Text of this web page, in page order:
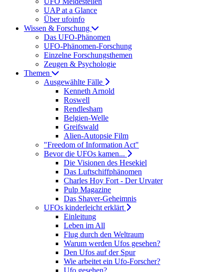
UAP at a Glance
Über ufoinfo
Wissen & Forschung
Das UFO-Phänomen
UFO-Phänomen-Forschung
Einzelne Forschungsthemen
Zeugen & Psychologie
Themen
Ausgewählte Fälle
Kenneth Arnold
Roswell
Rendlesham
Belgien-Welle
Greifswald
Alien-Autopsie Film
"Freedom of Information Act"
Bevor die UFOs kamen...
Die Visionen des Hesekiel
Das Luftschiffphänomen
Charles Hoy Fort - Der Urvater
Pulp Magazine
Das Shaver-Geheimnis
UFOs kinderleicht erklärt
Einleitung
Leben im All
Flug durch den Weltraum
Warum werden Ufos gesehen?
Den Ufos auf der Spur
Wie arbeitet ein Ufo-Forscher?
Ufo gesehen?